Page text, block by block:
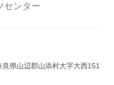
センター
県山辺郡山添村大字大西151